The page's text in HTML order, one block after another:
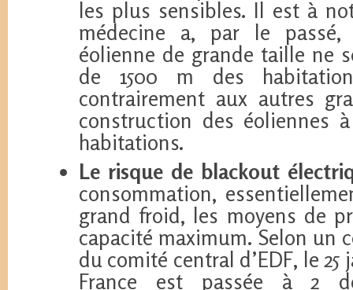
les plus sensibles. Il est à
médecine a, par le passé,
éolienne de grande taille ne
de 1500 m des
contrairement aux autres
construction des éoliennes
habitations.
Le risque de blackout
consommation,
grand froid, les moyens de
capacité maximum. Selon un
du comité central d’EDF, le 25
France est passée à 2